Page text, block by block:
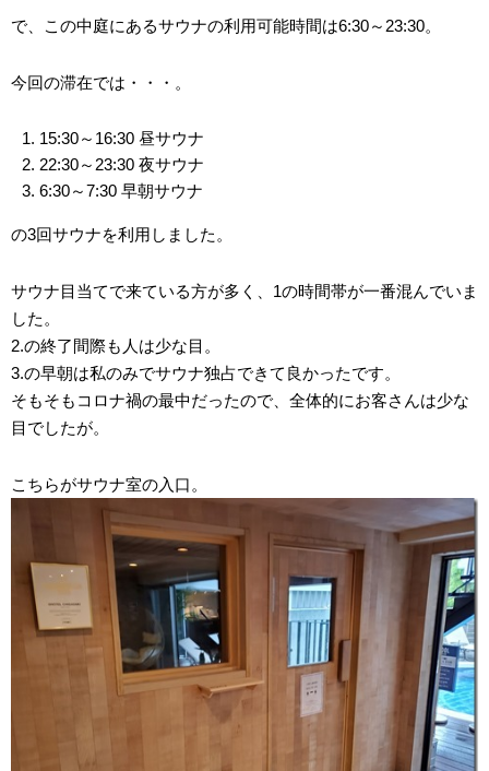
で、この中庭にあるサウナの利用可能時間は6:30～23:30。
今回の滞在では・・・。
15:30～16:30 昼サウナ
22:30～23:30 夜サウナ
6:30～7:30 早朝サウナ
の3回サウナを利用しました。
サウナ目当てで来ている方が多く、1の時間帯が一番混んでいま
した。
2.の終了間際も人は少な目。
3.の早朝は私のみでサウナ独占できて良かったです。
そもそもコロナ禍の最中だったので、全体的にお客さんは少な
目でしたが。
こちらがサウナ室の入口。